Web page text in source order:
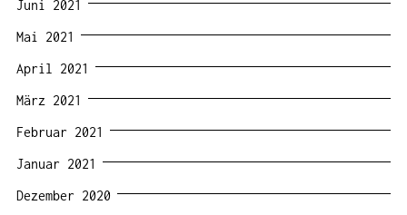
Juni 2021
Mai 2021
April 2021
März 2021
Februar 2021
Januar 2021
Dezember 2020